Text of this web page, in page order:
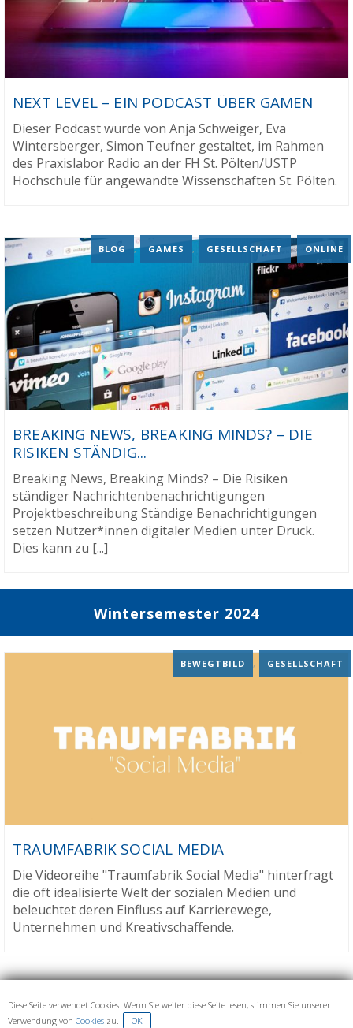
NEXT LEVEL – EIN PODCAST ÜBER GAMEN
Dieser Podcast wurde von Anja Schweiger, Eva
Wintersberger, Simon Teufner gestaltet, im Rahmen
des Praxislabor Radio an der FH St. Pölten/USTP
Hochschule für angewandte Wissenschaften St. Pölten.
BREAKING NEWS, BREAKING MINDS? – DIE
RISIKEN STÄNDIG...
BLOG , GAMES , GESELLSCHAFT , ONLINE
Breaking News, Breaking Minds? – Die Risiken
ständiger Nachrichtenbenachrichtigungen
Projektbeschreibung Ständige Benachrichtigungen
setzen Nutzer*innen digitaler Medien unter Druck.
Dies kann zu [...]
Wintersemester 2024
TRAUMFABRIK SOCIAL MEDIA
BEWEGTBILD , GESELLSCHAFT
Die Videoreihe "Traumfabrik Social Media" hinterfragt
die oft idealisierte Welt der sozialen Medien und
beleuchtet deren Einfluss auf Karrierewege,
Unternehmen und Kreativschaffende.
IMPRESSUM UND DATENSCHUTZ
Diese Seite verwendet Cookies. Wenn Sie weiter diese Seite lesen, stimmen Sie unserer
Verwendung von Cookies zu. OK